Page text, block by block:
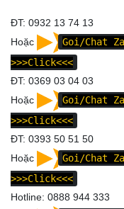
ĐT: 0932 13 74 13
Hoặc
Goi/Chat
>>>Click<<<
ĐT: 0369 03 04 03
Hoặc
Goi/Chat
>>>Click<<<
ĐT: 0393 50 51 50
Hoặc
Goi/Chat
>>>Click<<<
Hotline: 0888 944 333